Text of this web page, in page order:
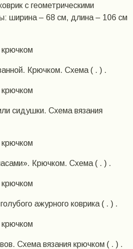
с геометрическими
ширина – 68 см, длина – 106 см
Крючком. Схема ( . ) .
сидушки. Схема вязания
Крючком. Схема ( . ) .
ажурного коврика ( . ) .
Схема вязания крючком ( . ) .